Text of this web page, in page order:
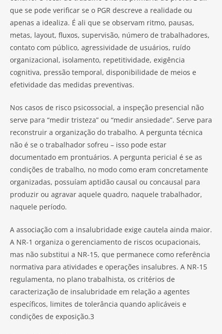
que se pode verificar se o PGR descreve a realidade ou
apenas a idealiza. É ali que se observam ritmo, pausas,
metas, layout, fluxos, supervisão, número de trabalhadores,
contato com público, agressividade de usuários, ruído
organizacional, isolamento, repetitividade, exigência
cognitiva, pressão temporal, disponibilidade de meios e
efetividade das medidas preventivas.
Nos casos de risco psicossocial, a inspeção presencial não
serve para “medir tristeza” ou “medir ansiedade”. Serve para
reconstruir a organização do trabalho. A pergunta técnica
não é se o trabalhador sofreu – isso pode estar
documentado em prontuários. A pergunta pericial é se as
condições de trabalho, no modo como eram concretamente
organizadas, possuíam aptidão causal ou concausal para
produzir ou agravar aquele quadro, naquele trabalhador,
naquele período.
A associação com a insalubridade exige cautela ainda maior.
A NR-1 organiza o gerenciamento de riscos ocupacionais,
mas não substitui a NR-15, que permanece como referência
normativa para atividades e operações insalubres. A NR-15
regulamenta, no plano trabalhista, os critérios de
caracterização de insalubridade em relação a agentes
específicos, limites de tolerância quando aplicáveis e
condições de exposição.3